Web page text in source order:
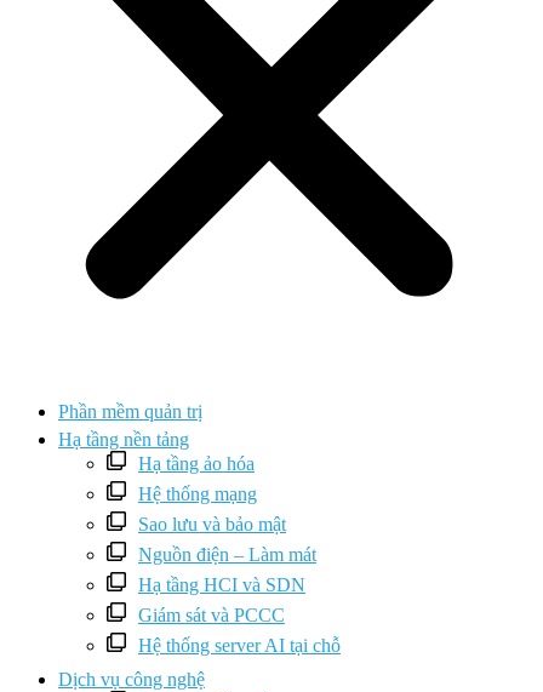
Phần mềm quản trị
Hạ tầng nền tảng
Hạ tầng ảo hóa
Hệ thống mạng
Sao lưu và bảo mật
Nguồn điện – Làm mát
Hạ tầng HCI và SDN
Giám sát và PCCC
Hệ thống server AI tại chỗ
Dịch vụ công nghệ